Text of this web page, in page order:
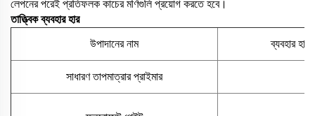
লেপনের পরেই প্রতিফলক কাচের মণিগুলি প্রয়োগ করতে হবে।
তাত্ত্বিক ব্যবহার হার
উপাদানের নাম
ব্যবহার হার
সাধারণ তাপমাত্রার প্রাইমার